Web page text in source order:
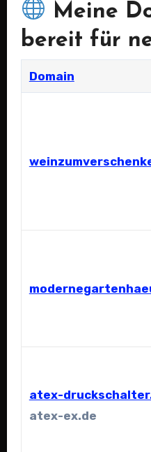
Meine
bereit für
Domain
atex-
atex-ex.de